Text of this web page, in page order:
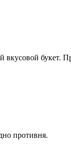
вкусовой букет.
противня.